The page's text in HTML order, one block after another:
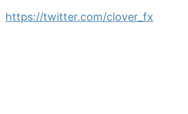
https://twitter.com/clover_fx